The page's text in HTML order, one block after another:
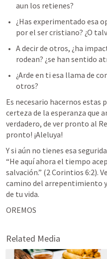
aun los retienes?
¿Has experimentado esa
por el ser cristiano? ¿O
A decir de otros, ¿ha
rodean? ¿se han sentido
¿Arde en ti esa llama de
otros?
Es necesario hacernos estas
certeza de la esperanza que
verdadero, de ver pronto al
pronto! ¡Aleluya!
Y si aún no tienes esa
“He aquí ahora el tiempo
salvación.” (2 Corintios 6:2).
camino del arrepentimiento
de tu vida.
OREMOS
Related Media